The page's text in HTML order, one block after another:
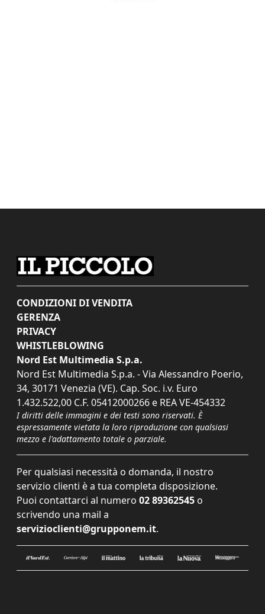
CONDIZIONI DI VENDITA
GERENZA
PRIVACY
WHISTLEBLOWING
Nord Est Multimedia S.p.a.
Nord Est Multimedia S.p.a. - Via Alessandro Poerio,
34, 30171 Venezia (VE). Cap. Soc. i.v. Euro
1.432.522,00 C.F. 05412000266 e REA VE-454332
I diritti delle immagini e dei testi sono riservati. È
espressamente vietata la loro riproduzione con qualsiasi
mezzo e l'adattamento totale o parziale.
Per qualsiasi necessità o domanda, il nostro
servizio clienti è a tua completa disposizione.
Puoi contattarci al numero 02 89362545 o
scrivendo una mail a
servizioclienti@grupponem.it.